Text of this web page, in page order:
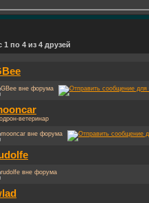
по 4 из 4 друзей
ветеринар